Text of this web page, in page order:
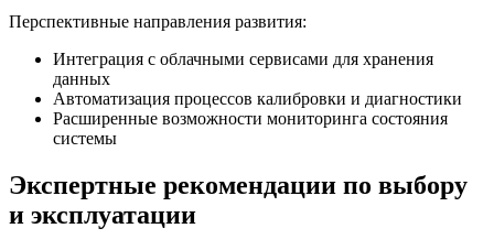
Перспективные направления развития:
Интеграция с облачными сервисами для хранения
данных
Автоматизация процессов калибровки и диагностики
Расширенные возможности мониторинга состояния
системы
Экспертные рекомендации по выбору
и эксплуатации